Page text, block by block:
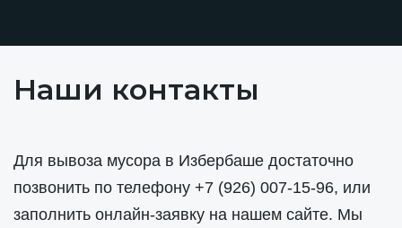
Наши контакты
Для вывоза мусора в Избербаше достаточно
позвонить по телефону +7 (926) 007-15-96, или
заполнить онлайн-заявку на нашем сайте. Мы